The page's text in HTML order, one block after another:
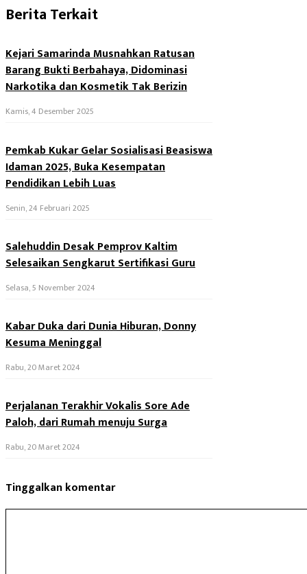
Berita Terkait
Kejari Samarinda Musnahkan Ratusan
Barang Bukti Berbahaya, Didominasi
Narkotika dan Kosmetik Tak Berizin
Kamis, 4 Desember 2025
Pemkab Kukar Gelar Sosialisasi Beasiswa
Idaman 2025, Buka Kesempatan
Pendidikan Lebih Luas
Senin, 24 Februari 2025
Salehuddin Desak Pemprov Kaltim
Selesaikan Sengkarut Sertifikasi Guru
Selasa, 5 November 2024
Kabar Duka dari Dunia Hiburan, Donny
Kesuma Meninggal
Rabu, 20 Maret 2024
Perjalanan Terakhir Vokalis Sore Ade
Paloh, dari Rumah menuju Surga
Rabu, 20 Maret 2024
Tinggalkan komentar
Komentar